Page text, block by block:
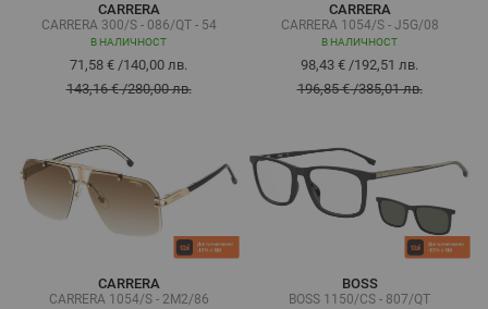
CARRERA
CARRERA 300/S - 086/QT - 54
В НАЛИЧНОСТ
71,58 € /140,00 лв.
143,16 €/280,00 лв.
CARRERA
CARRERA 1054/S - J5G/08
В НАЛИЧНОСТ
98,43 € /192,51 лв.
196,85 €/385,01 лв.
CARRERA
CARRERA 1054/S - 2M2/86
BOSS
BOSS 1150/CS - 807/QT